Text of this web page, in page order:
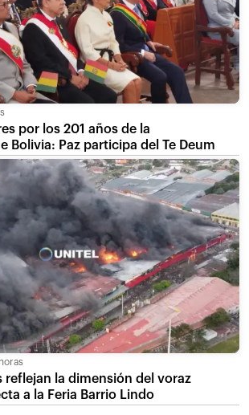
por los 201 años de la
Bolivia: Paz participa del Te Deum
reflejan la dimensión del voraz
a la Feria Barrio Lindo